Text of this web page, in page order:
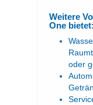
Weitere
One bietet:
oder